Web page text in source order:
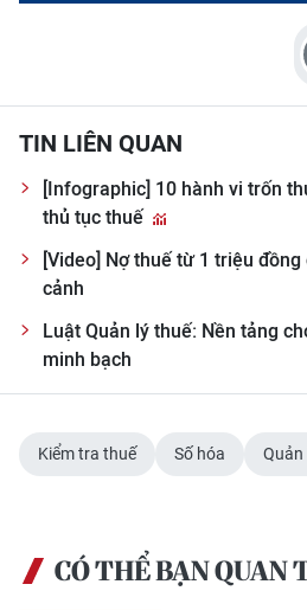
Media Du lịch
Media Thế giới
Media Thể thao
Ảnh
TIN LIÊN QUAN
[Infographic] 10 hành vi trốn
thủ tục thuế
[Video] Nợ thuế từ 1 triệu
cảnh
Luật Quản lý thuế: Nền tảng
minh bạch
Kiểm tra thuế Số hóa Quản
CÓ THỂ BẠN QUAN